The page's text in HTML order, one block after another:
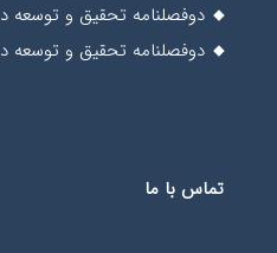
دوفصلنامه تحقیق و توسعه
دوفصلنامه تحقیق و
تماس با ما